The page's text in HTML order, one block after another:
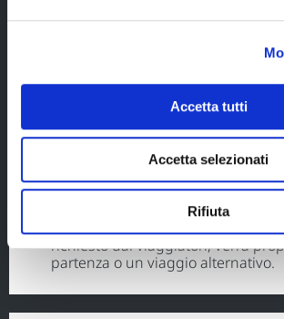
Accetta tutti
Accetta selezionati
Rifiuta
bagaglio-
La partenza viene confermata al
raggiungimento del numero
partecipanti. In caso di mancato
raggiungimento del numero
versato verrà interamente
richiesto dai viaggiatori, verrà
partenza o un viaggio alternativo.